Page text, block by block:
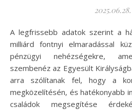
2025.06.28.
A legfrissebb adatok szerint a háztartások több mint 8
milliárd fontnyi elmaradással
pénzügyi nehézségekre,
szembenéz az Egyesült
arra szólítanak fel, hogy a
megközelítésén, és hatékonyabb
családok megsegítése